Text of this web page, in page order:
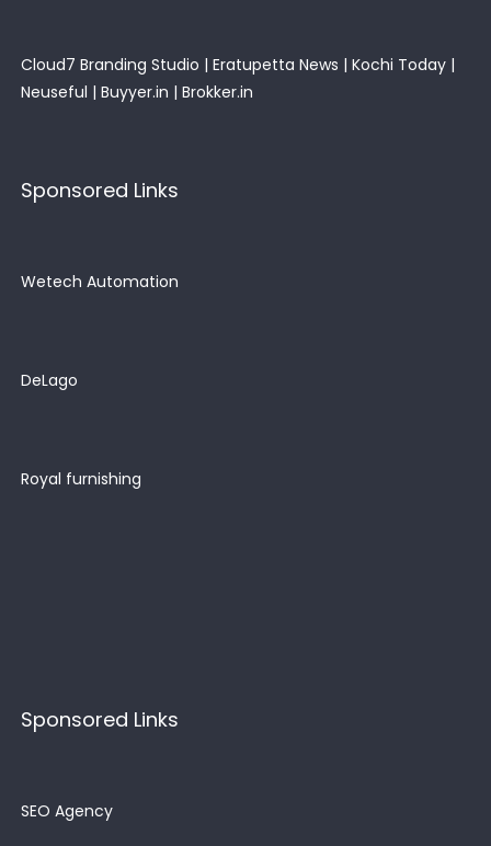
Cloud7 Branding Studio | Eratupetta News | Kochi Today |
Neuseful | Buyyer.in | Brokker.in
Sponsored Links
Wetech Automation
DeLago
Royal furnishing
Sponsored Links
SEO Agency